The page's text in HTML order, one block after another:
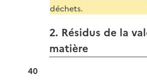
déchets.
2. Résidus de la
matière
40